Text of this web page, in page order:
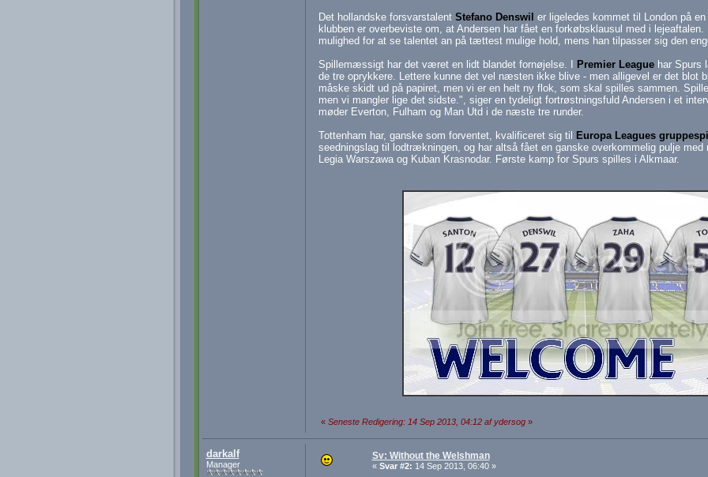
Det hollandske forsvarstalent Stefano Denswil er ligeledes kommet til London på
klubben er overbeviste om, at Andersen har fået en forkøbsklausul med i
mulighed for at se talentet an på tættest mulige hold, mens han tilpasser sig den
Spillemæssigt har det været en lidt blandet fornøjelse. I
Premier Leaguehar Spurs
de tre oprykkere. Lettere kunne det vel næsten ikke blive - men alligevel er det blot
måske skidt ud på papiret, men vi er en helt ny flok, som skal spilles sammen.
men vi mangler lige det sidste.", siger en tydeligt fortrøstningsfuld Andersen i et
møder Everton, Fulham og Man Utd i de næste tre runder.
Tottenham har, ganske som forventet, kvalificeret sig til
Europa Leagues gruppespil
seedningslag til lodtrækningen, og har altså fået en ganske overkommelig pulje med
Legia Warszawa og Kuban Krasnodar. Første kamp for Spurs spilles i Alkmaar.
« Seneste Redigering: 14 Sep 2013, 04:12 af ydersog»
darkalf
Manager
Sv: Without the Welshman
« Svar #2: 14 Sep 2013, 06:40 »